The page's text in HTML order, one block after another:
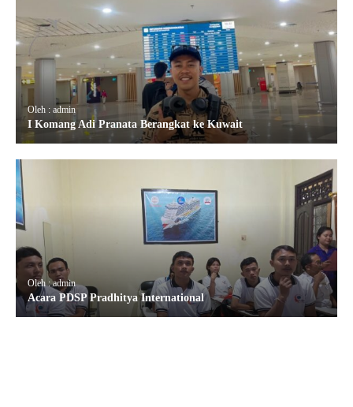
Oleh : admin
I Komang Adi Pranata Berangkat ke Kuwait
Oleh : admin
Acara PDSP Pradhitya International